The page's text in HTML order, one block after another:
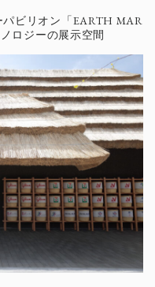
ビリオン「EARTH MAR
ロジーの展示空間